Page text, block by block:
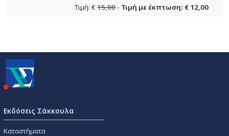
Τιμή: € 15,00 - Τιμή με έκπτωση: € 12,00
Εκδόσεις Σάκκουλα
Καταστήματα